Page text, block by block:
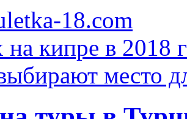
18.com
кипре в 2018
место